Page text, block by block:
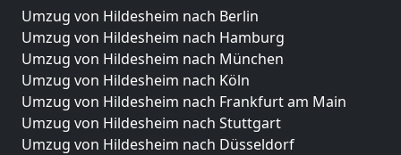
Umzug von Hildesheim nach Berlin
Umzug von Hildesheim nach Hamburg
Umzug von Hildesheim nach München
Umzug von Hildesheim nach Köln
Umzug von Hildesheim nach Frankfurt am Main
Umzug von Hildesheim nach Stuttgart
Umzug von Hildesheim nach Düsseldorf